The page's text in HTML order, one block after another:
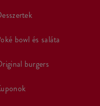
desszertek
poké bowl és saláta
original burgers
kuponok